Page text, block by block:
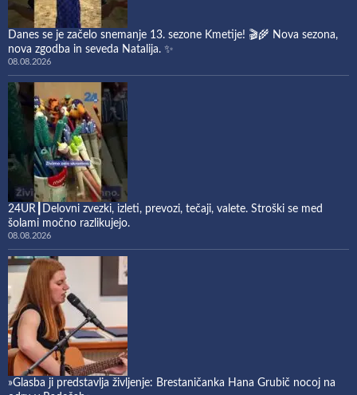
Danes se je začelo snemanje 13. sezone Kmetije! 🎬🌾 Nova sezona,
nova zgodba in seveda Natalija. ✨
08.08.2026
24UR┃Delovni zvezki, izleti, prevozi, tečaji, valete. Stroški se med
šolami močno razlikujejo.
08.08.2026
»Glasba ji predstavlja življenje: Brestaničanka Hana Grubič nocoj na